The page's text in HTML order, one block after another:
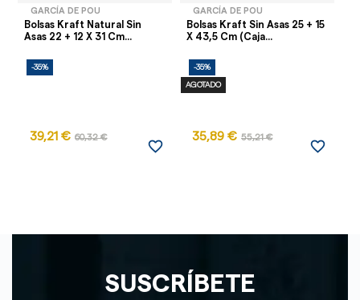
GARCÍA DE POU
Bolsas Kraft Natural Sin
Asas 22 + 12 X 31 Cm...
-35%
39,21 € 60,32 €
favorite_border
GARCÍA DE POU
Bolsas Kraft Sin Asas 25 + 15
X 43,5 Cm (Caja...
-35%
AGOTADO
35,89 € 55,21 €
favorite_border
SUSCRÍBETE